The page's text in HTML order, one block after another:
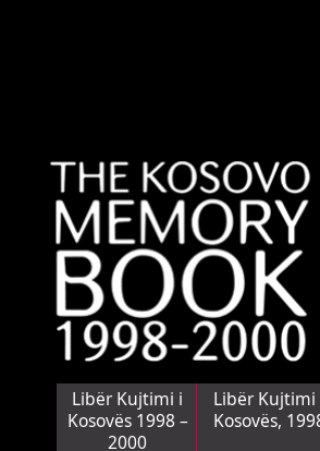
Libër Kujtimi i
Kosovës 1998 –
2000
Libër Kujtimi
Kosovës,